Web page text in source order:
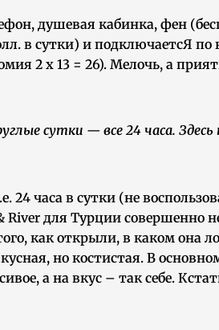
душевая кабинка, фен
в сутки) и подключаетсЯ
2 х 13 = 26). Мелочь, а
сутки — все 24 часа.
24 часа в сутки (не
River для Турции
как открыли, в каком она
но костистая. В
а на вкус – так себе.